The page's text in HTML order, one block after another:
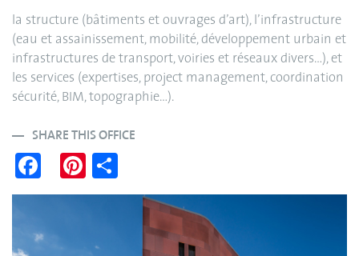
la structure (bâtiments et ouvrages d’art), l’infrastructure
(eau et assainissement, mobilité, développement urbain et
infrastructures de transport, voiries et réseaux divers…), et
les services (expertises, project management, coordination
sécurité, BIM, topographie…).
SHARE THIS OFFICE
Fa
ce
ok
Pi
nt
es
ha